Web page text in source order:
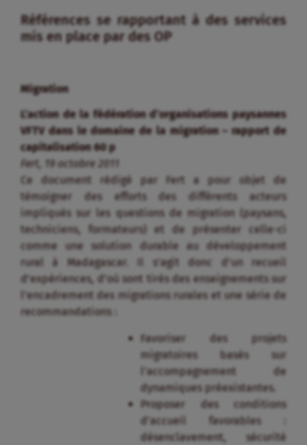
Références se rapportant à des services
mis en place par des OP
Migration
L’action de la fédération d’organisations paysannes
VFTV dans le domaine de la migration – rapport de
capitalisation 60 p
Fert, 19 octobre 2011
Ce document rédigé par Fert a pour objet de
témoigner des efforts des différents acteurs
impliqués sur les questions de migration (paysans,
techniciens, formateurs) et de présenter celle-ci
comme une solution durable au développement
rural à Madagascar. Il s’agit donc d’un recueil
d’expériences, d’où sont tirés des enseignements sur
l’encadrement des migrations rurales et une série de
recommandations :
Favoriser des projets
migratoires basés sur
l’accompagnement de
dynamiques préexistantes.
Proposer des conditions
d’accueil favorables :
désenclavement, sécurité